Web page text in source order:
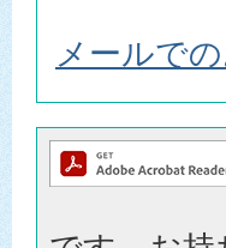
メールで